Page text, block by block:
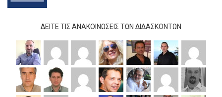
ΔΕΊΤΕ ΤΙΣ ΑΝΑΚΟΙΝΏΣΕΙΣ ΤΩΝ ΔΙΔΆΣΚΟΝΤΩΝ